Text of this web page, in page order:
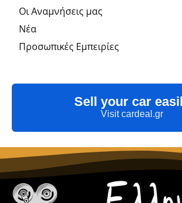
Οι Αναμνήσεις μας
Νέα
Προσωπικές Εμπειρίες
Sell your car
Visit cardeal.gr